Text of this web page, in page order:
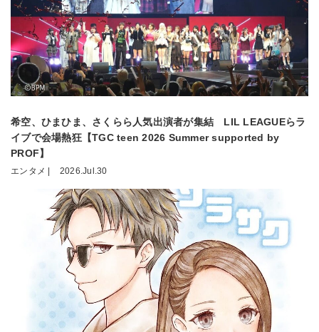
希空、ひまひま、さくらら人気出演者が集結 LIL LEAGUEらラ
イブで会場熱狂【TGC teen 2026 Summer supported by
PROF】
エンタメ | 2026.Jul.30